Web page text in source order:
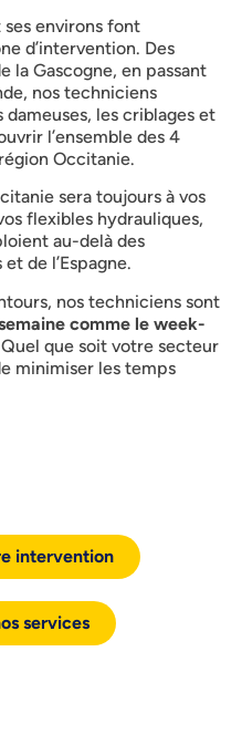
ses environs font
d’intervention. Des
la Gascogne, en passant
nos techniciens
dameuses, les criblages et
l’ensemble des 4
Occitanie.
sera toujours à vos
flexibles hydrauliques,
au-delà des
de l’Espagne.
nos techniciens sont
comme le week-
Quel que soit votre secteur
minimiser les temps
intervention
services